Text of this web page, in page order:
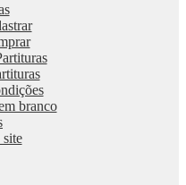
branco